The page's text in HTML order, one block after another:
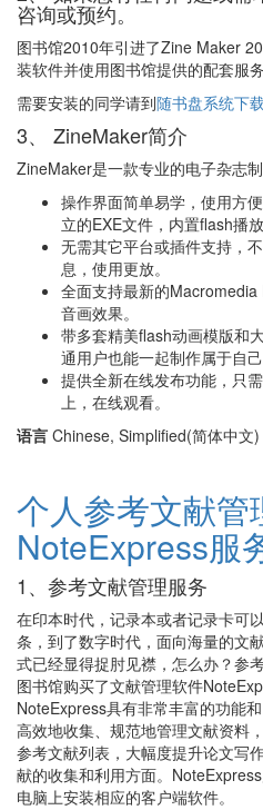
咨询或预约。
图书馆2010年引进了Zine Maker
装软件并使用图书馆提供的配套服务
需要安装的同学请到随书盘系统下
3、 ZineMaker简介
ZineMaker是一款专业的电子杂志制
操作界面简单易学，使用方
立的EXE文件，内置flash播
无需其它平台或插件支持，
息，使用更放。
全面支持最新的
音画效果。
带多套精美flash动画模版和
通用户也能一起制作属于自己
提供全新在线发布功能，只
上，在线观看。
语言 Chinese, Simplified(简体中文)
个人参考文献管
NoteExpress服
1、参考文献管理服务
在印本时代，记录本或者记录卡可
条，到了数字时代，面向海量的文
式已经显得捉肘见襟，怎么办？参
图书馆购买了文献管理软件
NoteExpress具有非常丰富的功能
高效地收集、规范地管理文献资料
参考文献列表，大幅度提升论文写
献的收集和利用方面。
电脑上安装相应的客户端软件。